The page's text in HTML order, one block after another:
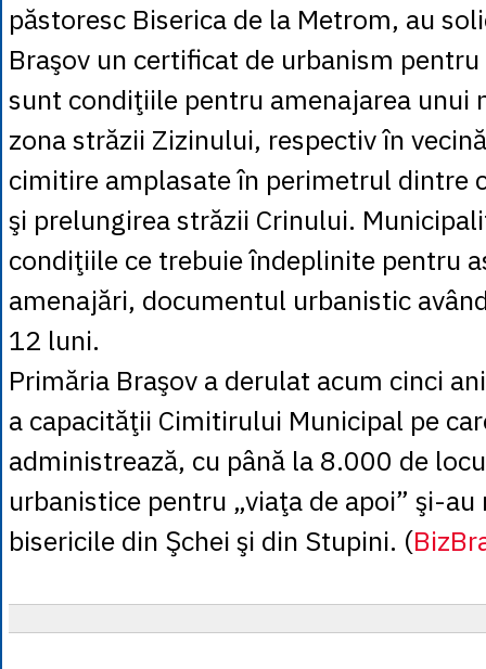
păstoresc Biserica de la Metrom, au
Braşov un certificat de urbanism pentru
sunt condiţiile pentru amenajarea unui
zona străzii Zizinului, respectiv în
cimitire amplasate în perimetrul dintre
şi prelungirea străzii Crinului.
condiţiile ce trebuie îndeplinite pentru
amenajări, documentul urbanistic
12 luni.
Primăria Braşov a derulat acum cinci
a capacităţii Cimitirului Municipal pe
administrează, cu până la 8.000 de
urbanistice pentru „viaţa de apoi” şi-au
bisericile din Şchei şi din Stupini. (